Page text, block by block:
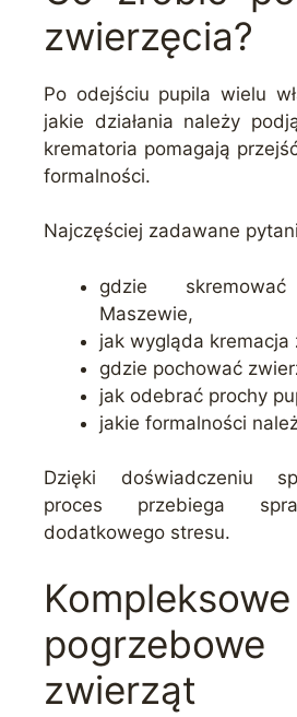
zwierzęcia?
Po odejściu pupila wielu
jakie działania należy
krematoria pomagają
formalności.
Najczęściej zadawane
gdzie
Maszewie,
jak wygląda kremacja
gdzie pochować
jak odebrać prochy
jakie formalności
Dzięki doświadczeniu
proces przebiega
dodatkowego stresu.
zwierząt